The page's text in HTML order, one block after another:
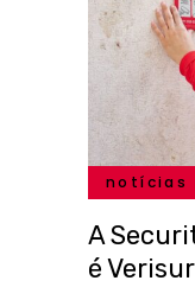
notícias
A
é